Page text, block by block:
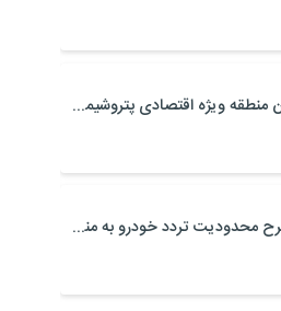
مدیرعامل سازمان منطقه ویژه اقتصادی پتروشیمی با فرمانده جدید سپاه بندر ماهشهر، امام جمعه شهرستان و خانواده شهدای صنعت پتروشیمی دیدار کرد
اطلاعیه جدید طرح محدودیت تردد خودرو به منطقه ویژه اقتصادی پتروشیمی